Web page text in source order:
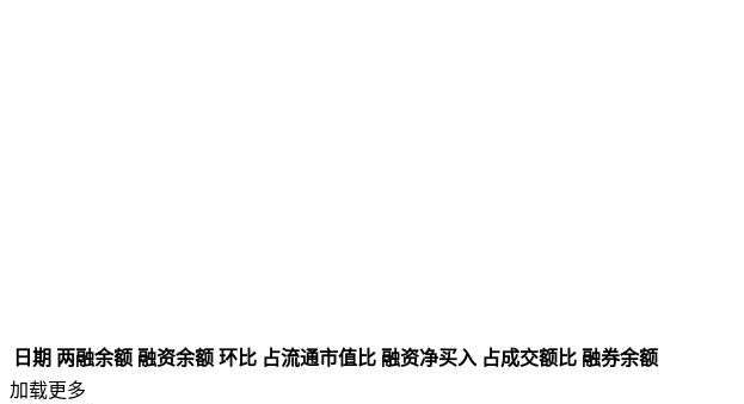
日期 两融余额 融资余额 环比 占流通市值比 融资净买入 占成交额比 融券余额
加载更多